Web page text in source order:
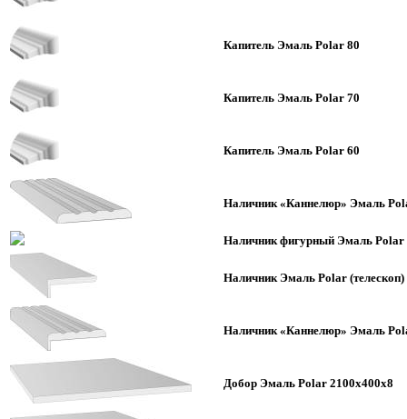
Капитель Эмаль Polar 80
Капитель Эмаль Polar 70
Капитель Эмаль Polar 60
Наличник «Каннелюр» Эмаль
Наличник фигурный Эмаль Polar
Наличник Эмаль Polar
Наличник «Каннелюр» Эмаль
Добор Эмаль Polar 2100х400х8